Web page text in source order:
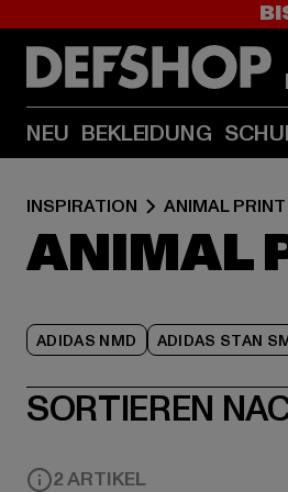
NEU BEKLEIDUNG
INSPIRATION ANIMAL PRINT
ANIMAL
ADIDAS NMD ADIDAS STAN
SORTIEREN
2 ARTIKEL